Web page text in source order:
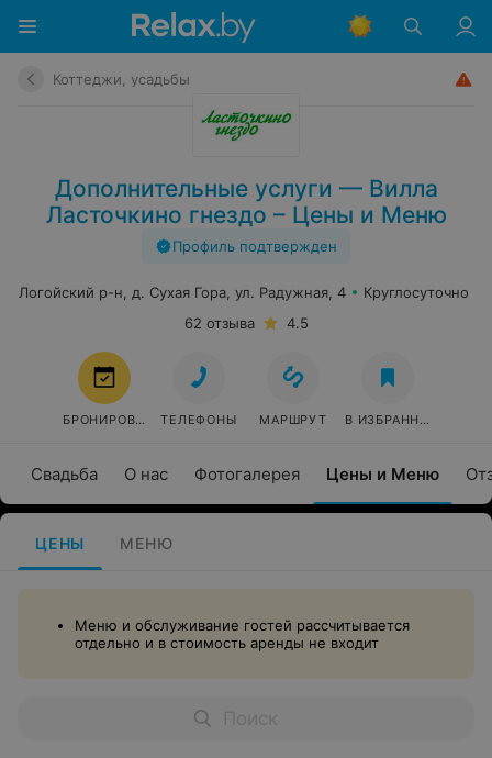
Коттеджи, усадьбы
Дополнительные услуги — Вилла
Ласточкино гнездо – Цены и Меню
Профиль подтвержден
Свадьба О нас Фотогалерея Цены и Меню
Логойский р-н, д. Сухая Гора, ул. Радужная, 4
Круглосуточно
62 отзыва
4.5
БРОНИРОВАТЬ ТЕЛЕФОНЫ МАРШРУТ В ИЗБРАННОЕ
ЦЕНЫ МЕНЮ
Меню и обслуживание гостей рассчитывается
отдельно и в стоимость аренды не входит